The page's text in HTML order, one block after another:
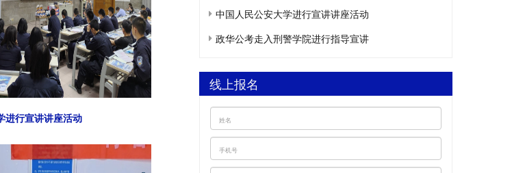
进行宣讲讲座活动
中国人民公安大学进行宣讲讲座活动
政华公考走入刑警学院进行指导宣讲
线上报名